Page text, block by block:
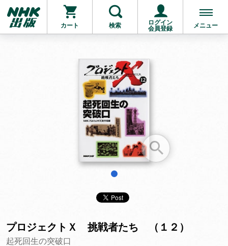
カート 検索
ログイン
会員登録
メニュー
お支払いに進む
他にも商品を買う
プロジェクトＸ 挑戦者たち （１２）
起死回生の突破口